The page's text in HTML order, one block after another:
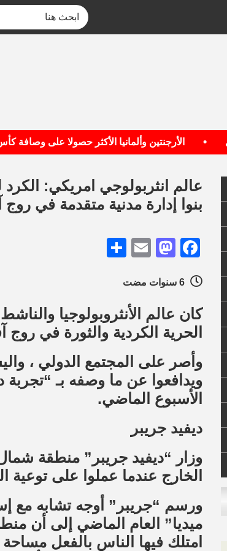
الأرجنتين وألمانيا الأكثر حصولا على وصافة كأس
عالم انثربولوجي امريكي:
بنوا إدارة مدنية متقدمة في روج
Facebook
Mastodon
Email
كان عالم الأنثروبولوجيا
الحرية الكردية والثورة في روج
وأصر على المجتمع الدولي ،
ويدافعوا عن ما وصفه بـ “تجربة
الأسبوع الماضي.
ديفيد جريبر
وزار “ديفيد جريبر” منطقة
الخارج عندما عملوا على توعية
ورسم “جريبر” أوجه تشابه مع
ميديا” العام الماضي إلى أن
امتلك فيها الناس بالفعل